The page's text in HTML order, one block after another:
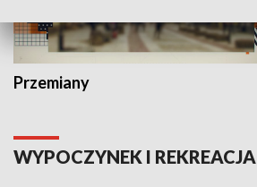
Przemiany
WYPOCZYNEK I REKREACJA